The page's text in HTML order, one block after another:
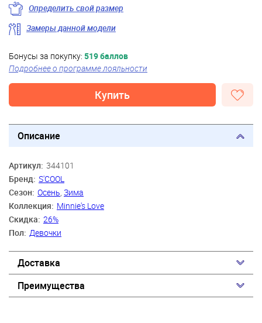
Определить свой размер
Замеры данной модели
Бонусы за покупку: 519 баллов
Подробнее о программе лояльности
Купить
Описание
Артикул: 344101
Бренд: S'COOL
Сезон: Осень Зима
Коллекция: Minnie's Love
Скидка: 26%
Пол: Девочки
Доставка
Преимущества